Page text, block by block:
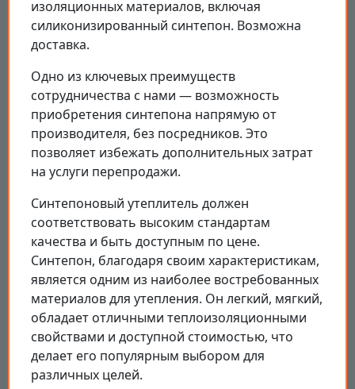
изоляционных материалов, включая
силиконизированный синтепон. Возможна
доставка.
Одно из ключевых преимуществ
сотрудничества с нами — возможность
приобретения синтепона напрямую от
производителя, без посредников. Это
позволяет избежать дополнительных затрат
на услуги перепродажи.
Синтепоновый утеплитель должен
соответствовать высоким стандартам
качества и быть доступным по цене.
Синтепон, благодаря своим характеристикам,
является одним из наиболее востребованных
материалов для утепления. Он легкий, мягкий,
обладает отличными теплоизоляционными
свойствами и доступной стоимостью, что
делает его популярным выбором для
различных целей.